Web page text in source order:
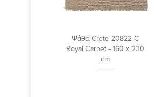
Ψάθα Crete 20822 C
Royal Carpet - 160 x 230
cm